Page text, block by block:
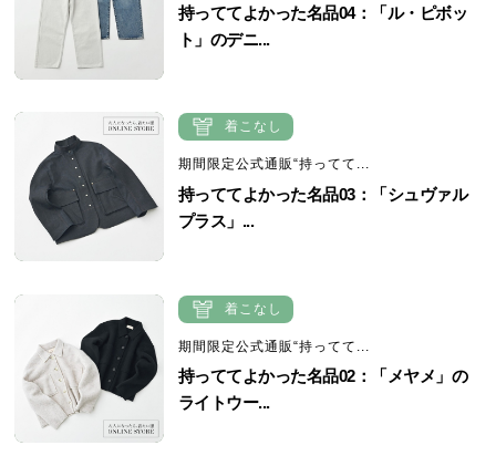
持っててよかった名品04：「ル・ピボッ
ト」のデニ...
着こなし
期間限定公式通販“持ってて...
持っててよかった名品03：「シュヴァル
プラス」...
着こなし
期間限定公式通販“持ってて...
持っててよかった名品02：「メヤメ」の
ライトウー...